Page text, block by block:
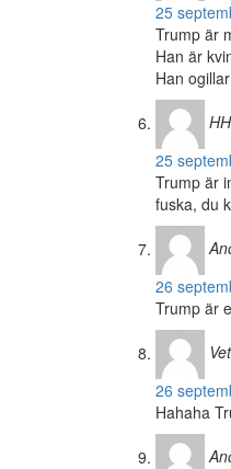
25
Trump är
Han är
Han
HH
25
Trump är
fuska, du
26
Trump är
26
Hahaha